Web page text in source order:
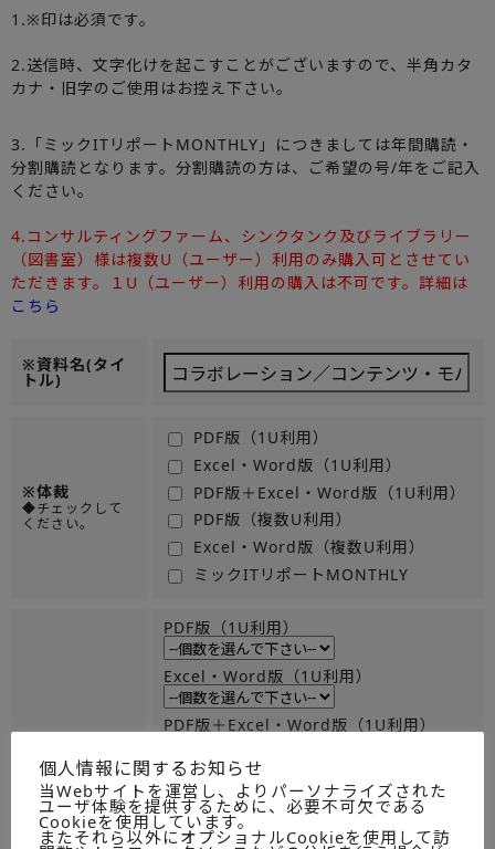
1.※印は必須です。
2.送信時、文字化けを起こすことがございますので、半角カタ
カナ・旧字のご使用はお控え下さい。
3.「ミックITリポートMONTHLY」につきましては年間購読・
分割購読となります。分割購読の方は、ご希望の号/年をご記入
ください。
4.コンサルティングファーム、シンクタンク及びライブラリー
（図書室）様は複数U（ユーザー）利用のみ購入可とさせてい
ただきます。１U（ユーザー）利用の購入は不可です。詳細は
こちら
※資料名(タイ
トル)
※体裁
◆チェックして
ください。
PDF版（1U利用）
Excel・Word版（1U利用）
PDF版＋Excel・Word版（1U利用）
PDF版（複数U利用）
Excel・Word版（複数U利用）
ミックITリポートMONTHLY
◆必須のためチ
ェックしてくだ
さい。
PDF版（1U利用）
Excel・Word版（1U利用）
PDF版＋Excel・Word版（1U利用）
PDF版（複数U利用）
Excel・Word版（複数U利用）
個人情報に関するお知らせ
当Webサイトを運営し、よりパーソナライズされた
ユーザ体験を提供するために、必要不可欠である
Cookieを使用しています。
またそれら以外にオプショナルCookieを使用して訪